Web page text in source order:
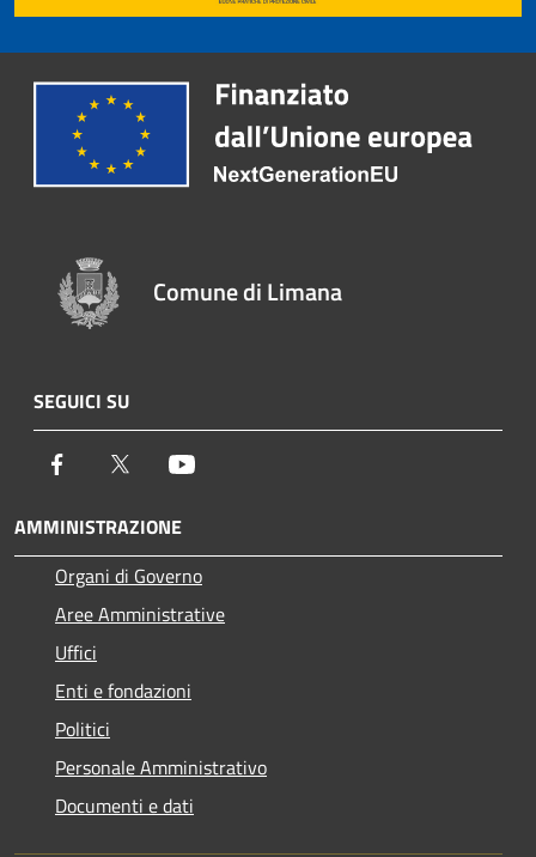
Comune di Limana
SEGUICI SU
Facebook Twitter
AMMINISTRAZIONE
Organi di Governo
Aree Amministrative
Uffici
Enti e fondazioni
Politici
Personale Amministrativo
Documenti e dati